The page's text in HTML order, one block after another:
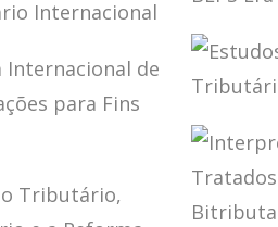
TAX
THE
DE